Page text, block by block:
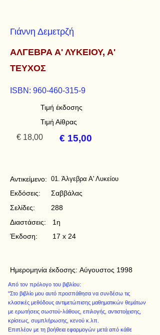
Γιάννη Δεμετρζή
ΑΛΓΕΒΡΑ Α' ΛΥΚΕΙΟΥ, Α'
ΤΕΥΧΟΣ
ISBN: 960-460-315-9
Τιμή έκδοσης
Τιμή Αίθρας
€ 18,00 € 15,00
Αντικείμενο:
Εκδόσεις:
Σελίδες:
01. Άλγεβρα Α' Λυκείου
Σαββάλας
288
Διαστάσεις:
Έκδοση:
1η
17 x 24
Ημερομηνία έκδοσης: Αύγουστος 1998
Από τον πρόλογο του βιβλίου:
"Στο βιβλίο μου αυτό προσπάθησα να συνδέσω τις
κλασικές μεθόδους αντιμετώπισης μαθηματικών θεμάτων
με ερωτήσεις σωστού-λάθους, επιλογής, αντιστοίχισης,
κρίσεως, συμπλήρωσης, κενού κ.λπ.
Επιπλέον με τη βοήθεια εφαρμογών μετά από κάθε